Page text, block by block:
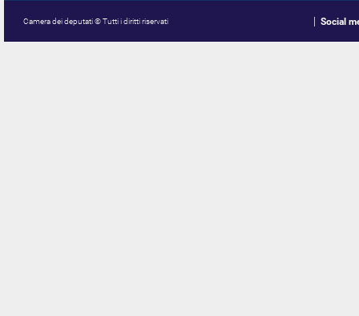
Camera dei deputati © Tutti i diritti riservati Social